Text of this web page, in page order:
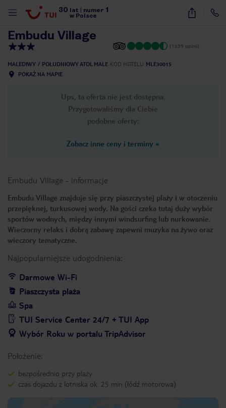
30 lat numer 1
w Polsce
24
Embudu Village
(1639 opinii)
MALEDIWY POŁUDNIOWY ATOL MALE KOD HOTELU MLE30015
POKAŻ NA MAPIE
Ups, ta oferta nie jest dostępna.
Przygotowaliśmy dla Ciebie
podobne oferty:
Zobacz inne ceny i terminy »
Embudu Village - informacje
Embudu Village znajduje się przy piaszczystej plaży i w otoczeniu
przepięknej, turkusowej wody. Na gości czeka tutaj duży wybór
sportów wodnych, między innymi windsurfing lub nurkowanie.
Wieczorny relaks i dobrą zabawę zapewni muzyka na żywo oraz
wieczory tematyczne.
Najpopularniejsze udogodnienia:
Darmowe Wi-Fi
Piaszczysta plaża
Spa
TUI Service Center 24/7 + TUI App
Wybór Roku w portalu TripAdvisor
Położenie:
bezpośrednio przy plaży
czas dojazdu z lotniska ok. 25 min (łódź motorowa)